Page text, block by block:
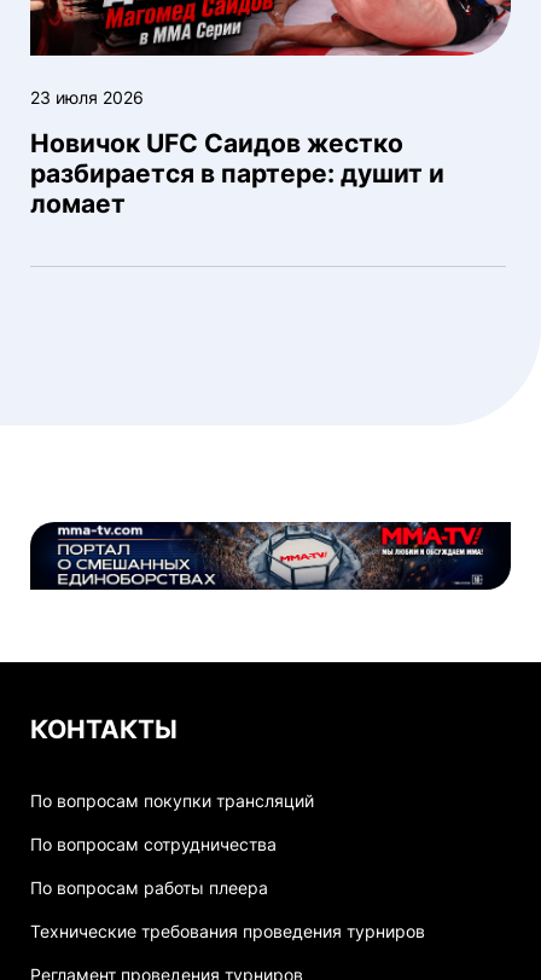
23 июля 2026
Новичок UFC Саидов жестко
разбирается в партере: душит и
ломает
КОНТАКТЫ
По вопросам покупки трансляций
По вопросам сотрудничества
По вопросам работы плеера
Технические требования проведения турниров
Регламент проведения турниров